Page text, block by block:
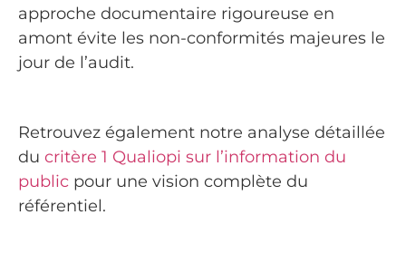
approche documentaire rigoureuse en
amont évite les non-conformités majeures le
jour de l’audit.
Retrouvez également notre analyse détaillée
du critère 1 Qualiopi sur l’information du
public pour une vision complète du
référentiel.